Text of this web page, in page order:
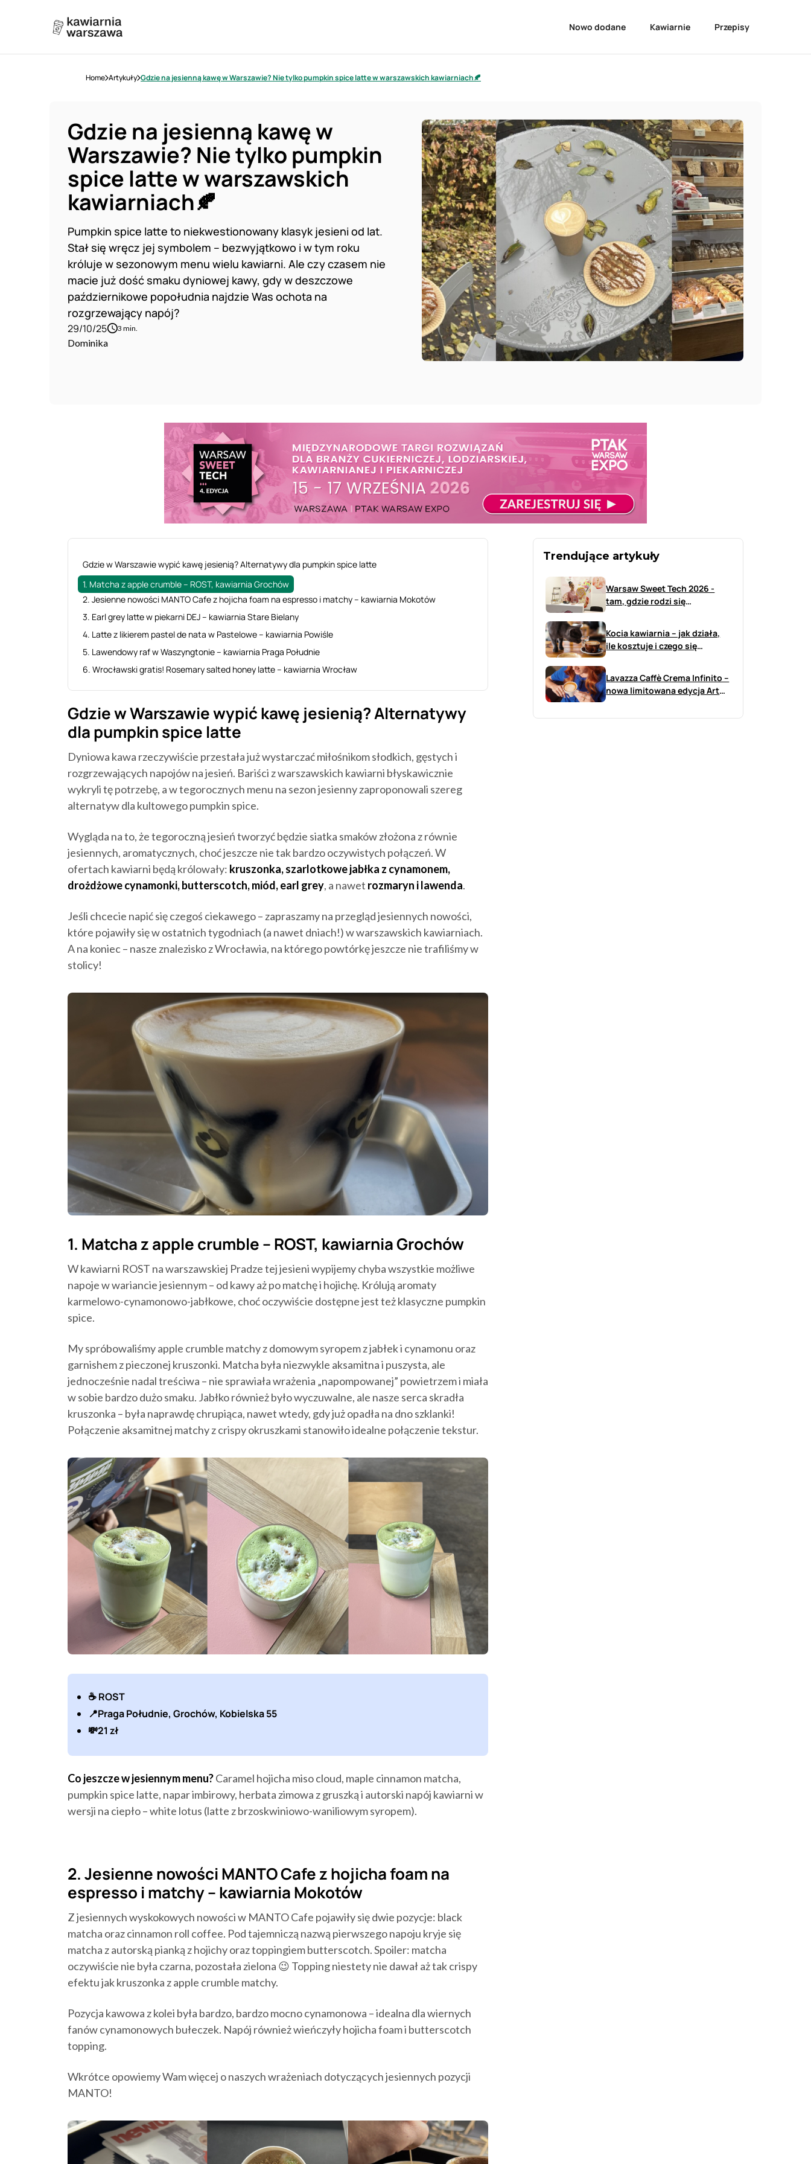
Nowo dodane Kawiarnie Przepisy
Home Artykuły Gdzie na jesienną kawę w Warszawie? Nie tylko pumpkin spice latte w warszawskich kawiarniach🍂
Gdzie na jesienną kawę w
Warszawie? Nie tylko pumpkin
spice latte w warszawskich
kawiarniach🍂
Pumpkin spice latte to niekwestionowany klasyk jesieni od lat.
Stał się wręcz jej symbolem – bezwyjątkowo i w tym roku
króluje w sezonowym menu wielu kawiarni. Ale czy czasem nie
macie już dość smaku dyniowej kawy, gdy w deszczowe
październikowe popołudnia najdzie Was ochota na
rozgrzewający napój?
29/10/25 3 min.
Dominika
‍Gdzie w Warszawie wypić kawę jesienią? Alternatywy dla pumpkin spice latte
1. Matcha z apple crumble – ROST, kawiarnia Grochów
2. Jesienne nowości MANTO Cafe z hojicha foam na espresso i matchy – kawiarnia Mokotów
3. Earl grey latte w piekarni DEJ – kawiarnia Stare Bielany
4. Latte z likierem pastel de nata w Pastelowe – kawiarnia Powiśle
5. Lawendowy raf w Waszyngtonie – kawiarnia Praga Południe
6. Wrocławski gratis! Rosemary salted honey latte – kawiarnia Wrocław
Gdzie w Warszawie wypić kawę jesienią? Alternatywy
dla pumpkin spice latte
Dyniowa kawa rzeczywiście przestała już wystarczać miłośnikom słodkich, gęstych i
rozgrzewających napojów na jesień. Bariści z warszawskich kawiarni błyskawicznie
wykryli tę potrzebę, a w tegorocznych menu na sezon jesienny zaproponowali szereg
alternatyw dla kultowego pumpkin spice.
Wygląda na to, że tegoroczną jesień tworzyć będzie siatka smaków złożona z równie
jesiennych, aromatycznych, choć jeszcze nie tak bardzo oczywistych połączeń. W
ofertach kawiarni będą królowały: kruszonka, szarlotkowe jabłka z cynamonem,
drożdżowe cynamonki, butterscotch, miód, earl grey, a nawet rozmaryn i lawenda.
Jeśli chcecie napić się czegoś ciekawego – zapraszamy na przegląd jesiennych nowości,
które pojawiły się w ostatnich tygodniach (a nawet dniach!) w warszawskich kawiarniach.
A na koniec – nasze znalezisko z Wrocławia, na którego powtórkę jeszcze nie trafiliśmy w
stolicy!
1. Matcha z apple crumble – ROST, kawiarnia Grochów
W kawiarni ROST na warszawskiej Pradze tej jesieni wypijemy chyba wszystkie możliwe
napoje w wariancie jesiennym – od kawy aż po matchę i hojichę. Królują aromaty
karmelowo-cynamonowo-jabłkowe, choć oczywiście dostępne jest też klasyczne pumpkin
spice.
My spróbowaliśmy apple crumble matchy z domowym syropem z jabłek i cynamonu oraz
garnishem z pieczonej kruszonki. Matcha była niezwykle aksamitna i puszysta, ale
jednocześnie nadal treściwa – nie sprawiała wrażenia „napompowanej” powietrzem i miała
w sobie bardzo dużo smaku. Jabłko również było wyczuwalne, ale nasze serca skradła
kruszonka – była naprawdę chrupiąca, nawet wtedy, gdy już opadła na dno szklanki!
Połączenie aksamitnej matchy z crispy okruszkami stanowiło idealne połączenie tekstur.
☕️ ROST
📍Praga Południe, Grochów, Kobielska 55
💸21 zł
Co jeszcze w jesiennym menu?Caramel hojicha miso cloud, maple cinnamon matcha,
pumpkin spice latte, napar imbirowy, herbata zimowa z gruszką i autorski napój kawiarni w
wersji na ciepło – white lotus (latte z brzoskwiniowo-waniliowym syropem).
2. Jesienne nowości MANTO Cafe z hojicha foam na
espresso i matchy – kawiarnia Mokotów
Z jesiennych wyskokowych nowości w MANTO Cafe pojawiły się dwie pozycje: black
matcha oraz cinnamon roll coffee. Pod tajemniczą nazwą pierwszego napoju kryje się
matcha z autorską pianką z hojichy oraz toppingiem butterscotch. Spoiler: matcha
oczywiście nie była czarna, pozostała zielona 😉 Topping niestety nie dawał aż tak crispy
efektu jak kruszonka z apple crumble matchy.
Pozycja kawowa z kolei była bardzo, bardzo mocno cynamonowa – idealna dla wiernych
fanów cynamonowych bułeczek. Napój również wieńczyły hojicha foam i butterscotch
topping.
Wkrótce opowiemy Wam więcej o naszych wrażeniach dotyczących jesiennych pozycji
MANTO!
Trendujące artykuły
Warsaw Sweet Tech 2026 -
tam, gdzie rodzi się
Kocia kawiarnia – jak działa,
ile kosztuje i czego się
Lavazza Caffè Crema Infinito –
nowa limitowana edycja Art